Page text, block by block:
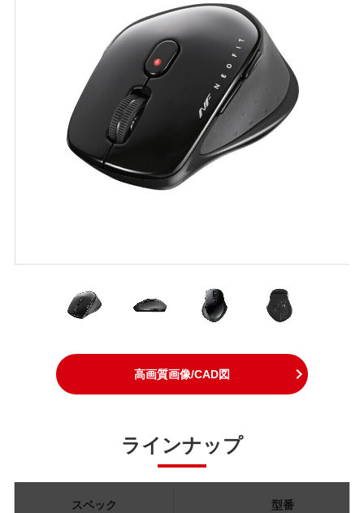
高画質画像/CAD図
ラインナップ
スペック 型番